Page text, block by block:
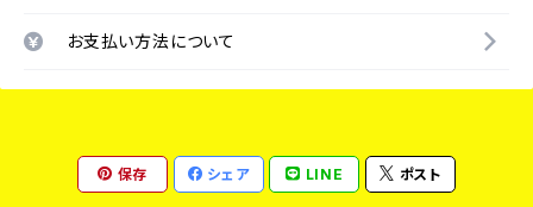
お支払い方法について
保存 シェア LINE ポスト